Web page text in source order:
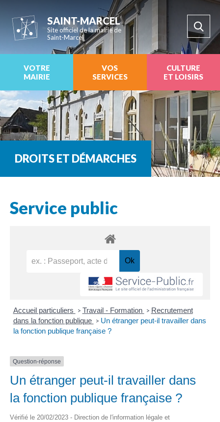
SAINT-MARCEL
Site officiel de la mairie de
Saint-Marcel
VOTRE
MAIRIE
VOS
SERVICES
CULTURE
ET LOISIRS
DROITS ET DÉMARCHES
Service public
Accueil particuliers > Travail - Formation > Recrutement
dans la fonction publique > Un étranger peut-il travailler dans
la fonction publique française ?
Question-réponse
Un étranger peut-il travailler dans
la fonction publique française ?
Vérifié le 20/02/2023 - Direction de l'information légale et